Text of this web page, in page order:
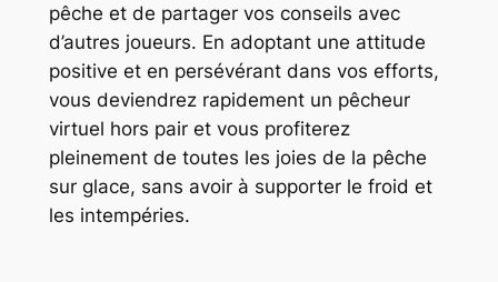
pêche et de partager vos conseils avec
d’autres joueurs. En adoptant une attitude
positive et en persévérant dans vos efforts,
vous deviendrez rapidement un pêcheur
virtuel hors pair et vous profiterez
pleinement de toutes les joies de la pêche
sur glace, sans avoir à supporter le froid et
les intempéries.